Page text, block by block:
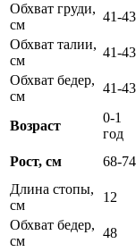
Обхват груди,
см
41-43
Обхват талии,
см
41-43
Обхват бедер,
см
41-43
Возраст
0-1
год
Рост, см
68-74
Длина стопы,
см
12
Обхват бедер,
см
48